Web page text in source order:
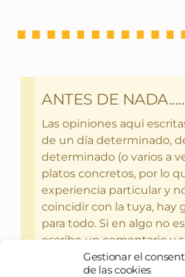
Gestionar el
de las cookies
ANTES DE NADA.....
Las opiniones aquí
de un día determinado,
determinado (o varios a
platos concretos, por lo
experiencia particular y
coincidir con la tuya, hay
para todo. Si en algo no
escribe un comentario y
del bebercio y el